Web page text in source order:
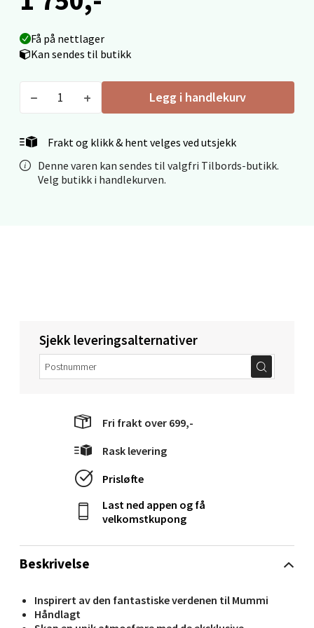
Få på nettlager
Kan sendes til butikk
Legg i handlekurv
Frakt og klikk & hent velges ved utsjekk
Denne varen kan sendes til valgfri Tilbords-butikk.
Velg butikk i handlekurven.
Beskrivelse
Inspirert av den fantastiske verdenen til Mummi
Håndlagt
Sjekk leveringsalternativer
Fri frakt over 699,-
Rask levering
Prisløfte
Last ned appen og få
velkomstkupong
Bolagsgata 1, 8514 Narvik
0 i butikk
Oppdal - Aunasenteret
Aunasenteret, Sunndalsvegen 3, 7340 Oppdal
Åpent i dag 10-19
0 i butikk
Orkanger - Thon Senter Orkanger
Orkanger
Åpent i dag 09-20